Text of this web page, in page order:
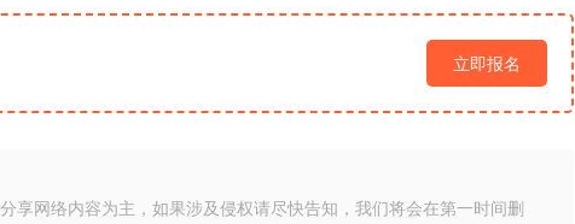
立即报名
享网络内容为主，如果涉及侵权请尽快告知，我们将会在第一时间删